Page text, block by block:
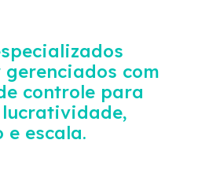
gerenciados com
controle para
escala.